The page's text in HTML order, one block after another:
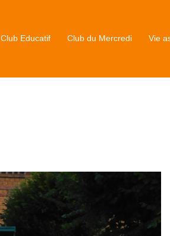
Club Educatif Club du Mercredi Vie